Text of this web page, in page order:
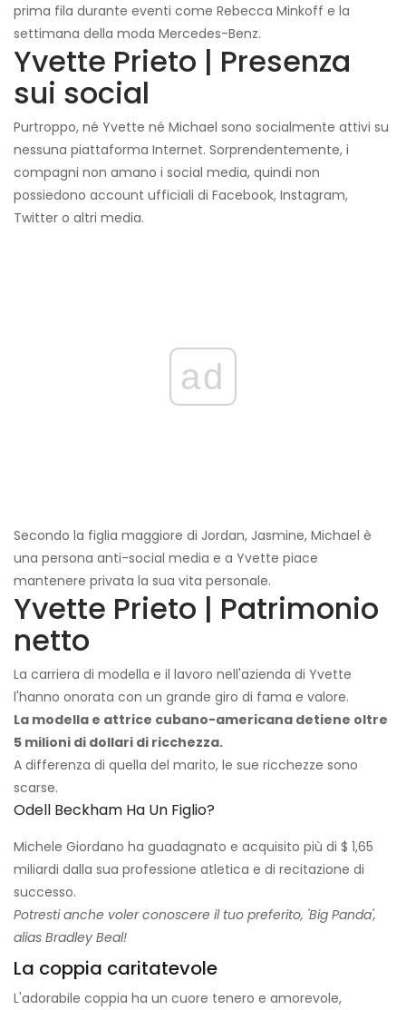
prima fila durante eventi come Rebecca Minkoff e la
settimana della moda Mercedes-Benz.
Yvette Prieto | Presenza
sui social
Purtroppo, né Yvette né Michael sono socialmente attivi su
nessuna piattaforma Internet. Sorprendentemente, i
compagni non amano i social media, quindi non
possiedono account ufficiali di Facebook, Instagram,
Twitter o altri media.
ad
Secondo la figlia maggiore di Jordan, Jasmine, Michael è
una persona anti-social media e a Yvette piace
mantenere privata la sua vita personale.
Yvette Prieto | Patrimonio
netto
La carriera di modella e il lavoro nell'azienda di Yvette
l'hanno onorata con un grande giro di fama e valore.
La modella e attrice cubano-americana detiene oltre
5 milioni di dollari di ricchezza.
A differenza di quella del marito, le sue ricchezze sono
scarse.
Odell Beckham Ha Un Figlio?
Michele Giordano ha guadagnato e acquisito più di $ 1,65
miliardi dalla sua professione atletica e di recitazione di
successo.
Potresti anche voler conoscere il tuo preferito, 'Big Panda',
alias Bradley Beal!
La coppia caritatevole
L'adorabile coppia ha un cuore tenero e amorevole,